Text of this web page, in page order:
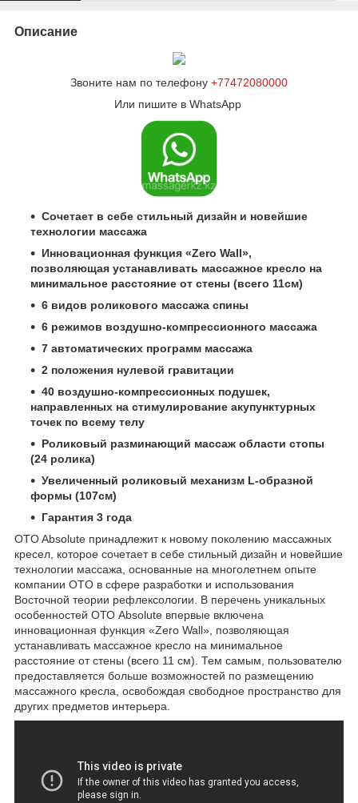
Описание
Звоните нам по телефону +77472080000
Или пишите в WhatsApp
Сочетает в себе стильный дизайн и новейшие
технологии массажа
Инновационная функция «Zero Wall»,
позволяющая устанавливать массажное кресло на
минимальное расстояние от стены (всего 11см)
6 видов роликового массажа спины
6 режимов воздушно-компрессионного массажа
7 автоматических программ массажа
2 положения нулевой гравитации
40 воздушно-компрессионных подушек,
направленных на стимулирование акупунктурных
точек по всему телу
Роликовый разминающий массаж области стопы
(24 ролика)
Увеличенный роликовый механизм L-образной
формы (107см)
Гарантия 3 года
OTO Absolute принадлежит к новому поколению массажных
кресел, которое сочетает в себе стильный дизайн и новейшие
технологии массажа, основанные на многолетнем опыте
компании OTO в сфере разработки и использования
Восточной теории рефлексологии. В перечень уникальных
особенностей ОТО Absolute впервые включена
инновационная функция «Zero Wall», позволяющая
устанавливать массажное кресло на минимальное
расстояние от стены (всего 11 см). Тем самым, пользователю
предоставляется больше возможностей по размещению
массажного кресла, освобождая свободное пространство для
других предметов интерьера.